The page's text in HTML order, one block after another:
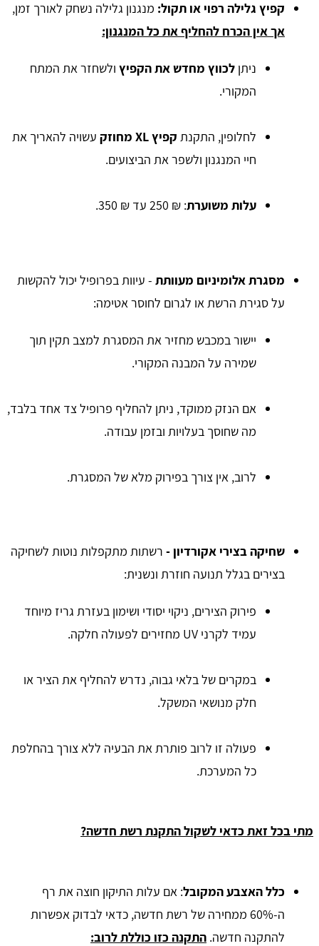
קפיץ גלילה רפוי או תקול: מנגנון גלילה נשחק לאורך זמן,
אך אין הכרח להחליף את כל המנגנון:
ניתן לכווץ מחדש את הקפיץ ולשחזר את המתח
המקורי.
לחלופין, התקנת קפיץ XL מחוזק
עשויה להאריך את
חיי המנגנון ולשפר את הביצועים.
עלות משוערת: ₪ 250 עד ₪ 350.
מסגרת אלומיניום מעוותת - עיוות בפרופיל יכול להקשות
על סגירת הרשת או לגרום לחוסר אטימה:
יישור במכבש מחזיר את המסגרת למצב תקין תוך
שמירה על המבנה המקורי.
אם הנזק ממוקד, ניתן להחליף פרופיל צד אחד בלבד,
מה שחוסך בעלויות ובזמן עבודה.
לרוב, אין צורך בפירוק מלא של המסגרת.
שחיקה בצירי אקורדיון - רשתות מתקפלות נוטות לשחיקה
בצירים בגלל תנועה חוזרת ונשנית:
פירוק הצירים, ניקוי יסודי ושימון בעזרת גריז מיוחד
עמיד לקרני UV מחזירים לפעולה חלקה.
במקרים של בלאי גבוה, נדרש להחליף את הציר או
חלק מנושאי המשקל.
פעולה זו לרוב פותרת את הבעיה ללא צורך בהחלפת
כל המערכת.
מתי בכל זאת כדאי לשקול התקנת רשת חדשה?
כלל האצבע המקובל: אם עלות התיקון חוצה את רף
ה-60% ממחירה של רשת חדשה, כדאי לבדוק אפשרות
להתקנה חדשה. התקנה כזו כוללת לרוב: